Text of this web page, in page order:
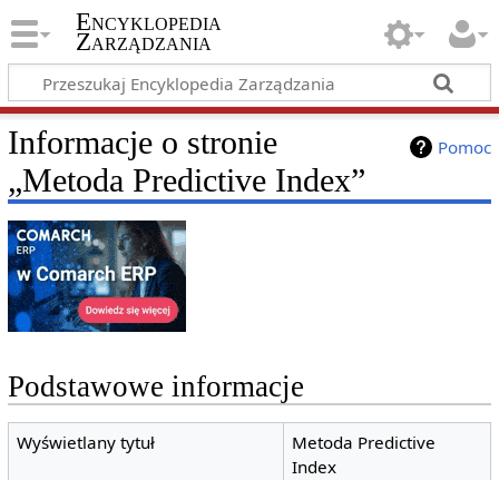
Encyklopedia
Zarządzania
Pomoc
Informacje o stronie
„Metoda Predictive Index”
Podstawowe informacje
Wyświetlany tytuł
Metoda Predictive
Index